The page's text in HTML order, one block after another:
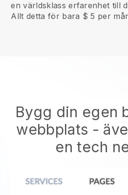
en världsklass erfarenhet till
Allt detta för bara $ 5 per
Bygg din egen
webbplats -
en tech